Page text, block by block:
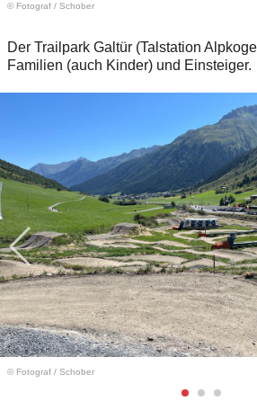
© Fotograf / Schober
Der Trailpark Galtür (Talstation
Familien (auch Kinder) und Einsteiger.
© Fotograf / Schober